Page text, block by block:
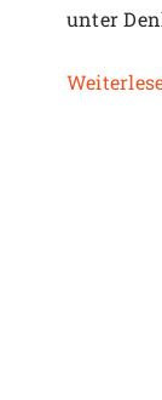
unter